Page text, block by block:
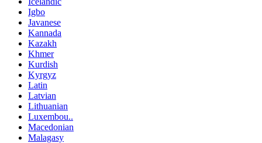
Igbo
Javanese
Kannada
Kazakh
Khmer
Kurdish
Kyrgyz
Latin
Latvian
Lithuanian
Luxembou..
Macedonian
Malagasy